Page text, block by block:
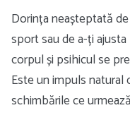
Dorința neașteptată
sport sau de a-ți
corpul și psihicul se
Este un impuls natural
schimbările ce